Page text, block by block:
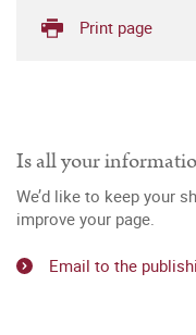
Print page
Is all your
We’d like to keep your
improve your page.
Email to the